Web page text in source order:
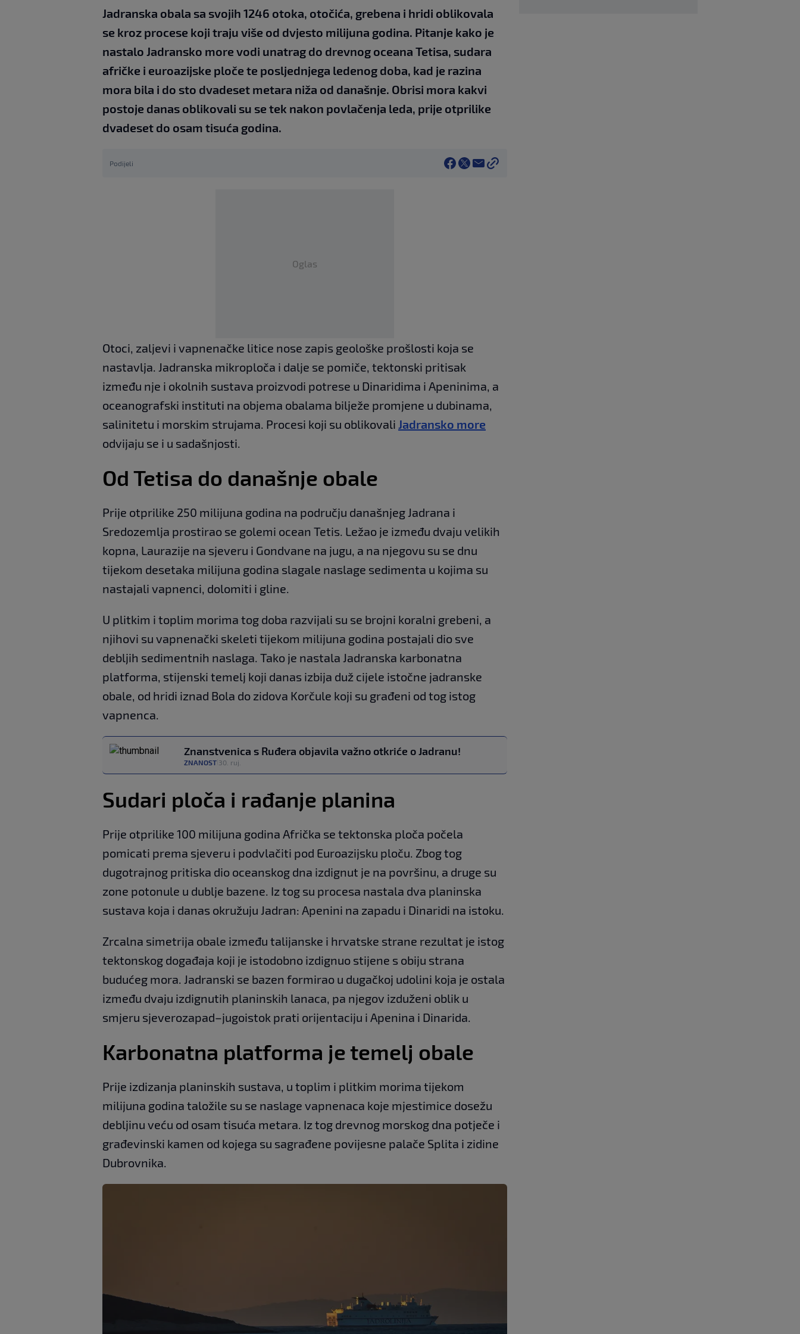
Jadranska obala sa svojih 1246 otoka, otočića, grebena i hridi oblikovala
se kroz procese koji traju više od dvjesto milijuna godina. Pitanje kako je
nastalo Jadransko more vodi unatrag do drevnog oceana Tetisa, sudara
afričke i euroazijske ploče te posljednjega ledenog doba, kad je razina
mora bila i do sto dvadeset metara niža od današnje. Obrisi mora kakvi
postoje danas oblikovali su se tek nakon povlačenja leda, prije otprilike
dvadeset do osam tisuća godina.
Podijeli
Oglas
Otoci, zaljevi i vapnenačke litice nose zapis geološke prošlosti koja se
nastavlja. Jadranska mikroploča i dalje se pomiče, tektonski pritisak
između nje i okolnih sustava proizvodi potrese u Dinaridima i Apeninima, a
oceanografski instituti na objema obalama bilježe promjene u dubinama,
salinitetu i morskim strujama. Procesi koji su oblikovali Jadransko more
odvijaju se i u sadašnjosti.
Od Tetisa do današnje obale
Prije otprilike 250 milijuna godina na području današnjeg Jadrana i
Sredozemlja prostirao se golemi ocean Tetis. Ležao je između dvaju velikih
kopna, Laurazije na sjeveru i Gondvane na jugu, a na njegovu su se dnu
tijekom desetaka milijuna godina slagale naslage sedimenta u kojima su
nastajali vapnenci, dolomiti i gline.
U plitkim i toplim morima tog doba razvijali su se brojni koralni grebeni, a
njihovi su vapnenački skeleti tijekom milijuna godina postajali dio sve
debljih sedimentnih naslaga. Tako je nastala Jadranska karbonatna
platforma, stijenski temelj koji danas izbija duž cijele istočne jadranske
obale, od hridi iznad Bola do zidova Korčule koji su građeni od tog istog
vapnenca.
Znanstvenica s Ruđera objavila važno otkriće o Jadranu!
ZNANOST 30. ruj.
Sudari ploča i rađanje planina
Prije otprilike 100 milijuna godina Afrička se tektonska ploča počela
pomicati prema sjeveru i podvlačiti pod Euroazijsku ploču. Zbog tog
dugotrajnog pritiska dio oceanskog dna izdignut je na površinu, a druge su
zone potonule u dublje bazene. Iz tog su procesa nastala dva planinska
sustava koja i danas okružuju Jadran: Apenini na zapadu i Dinaridi na istoku.
Zrcalna simetrija obale između talijanske i hrvatske strane rezultat je istog
tektonskog događaja koji je istodobno izdignuo stijene s obiju strana
budućeg mora. Jadranski se bazen formirao u dugačkoj udolini koja je ostala
između dvaju izdignutih planinskih lanaca, pa njegov izduženi oblik u
smjeru sjeverozapad–jugoistok prati orijentaciju i Apenina i Dinarida.
Karbonatna platforma je temelj obale
Prije izdizanja planinskih sustava, u toplim i plitkim morima tijekom
milijuna godina taložile su se naslage vapnenaca koje mjestimice dosežu
debljinu veću od osam tisuća metara. Iz tog drevnog morskog dna potječe i
građevinski kamen od kojega su sagrađene povijesne palače Splita i zidine
Dubrovnika.